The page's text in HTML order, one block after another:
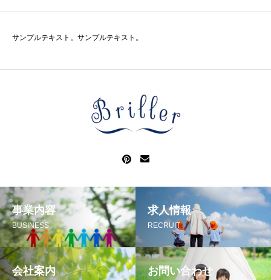
サンプルテキスト。サンプルテキスト。
事業内容
BUSINESS
求人情報
RECRUIT
会社案内 お問い合わせ